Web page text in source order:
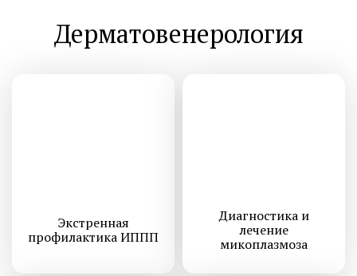
Дерматовенерология
Экстренная
профилактика ИППП
Диагностика и
лечение
микоплазмоза